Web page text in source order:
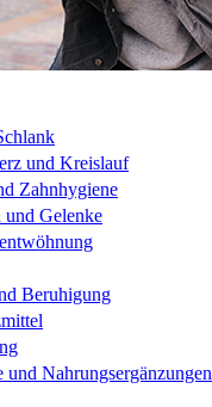
und Kreislauf
Zahnhygiene
und Gelenke
Beruhigung
und Nahrungsergänzungen